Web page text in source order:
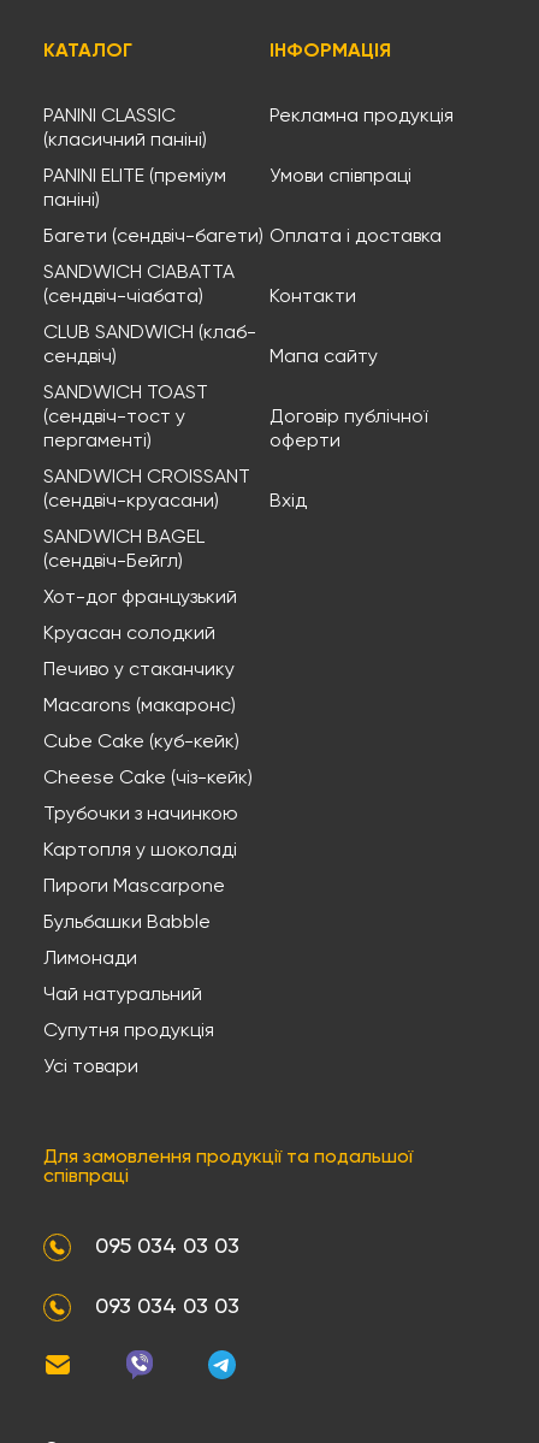
КАТАЛОГ
PANINI CLASSIC
(класичний паніні)
PANINI ELITE (преміум
паніні)
Багети (сендвіч-багети)
SANDWICH CIABATTA
(сендвіч-чіабата)
CLUB SANDWICH (клаб-
сендвіч)
SANDWICH TOAST
(сендвіч-тост у
пергаменті)
SANDWICH CROISSANT
(сендвіч-круасани)
SANDWICH BAGEL
(сендвіч-Бейгл)
Хот-дог французький
Круасан солодкий
Печиво у стаканчику
Macarons (макаронс)
Cube Cake (куб-кейк)
Cheese Cake (чіз-кейк)
Трубочки з начинкою
Картопля у шоколаді
Пироги Mascarpone
Бульбашки Babble
Лимонади
Чай натуральний
Супутня продукція
Усі товари
ІНФОРМАЦІЯ
Рекламна продукція
Умови співпраці
Оплата і доставка
Контакти
Мапа сайту
Договір публічної
оферти
Вхід
Для замовлення продукції та подальшої
співпраці
095 034 03 03
093 034 03 03